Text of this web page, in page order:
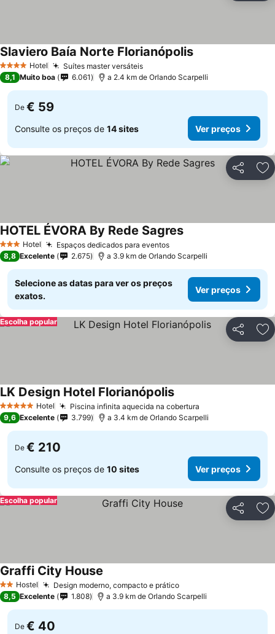
4 EstrelasHotel Suítes master versáteisVer preços
Slaviero Baía Norte FlorianópolisVer preços
8,1 Muito boa 6.061 a 2.4 km de Orlando Scarpelli
De € 59
Consulte os preços de 14 sites Ver preços
Partilhar
3 EstrelasHotel Espaços dedicados para eventosVer preços
HOTEL ÉVORA By Rede SagresVer preços
8,8 Excelente 2.675 a 3.9 km de Orlando Scarpelli
Selecione as datas para ver os preços
exatos.
Ver preços
Partilhar
Escolha popular
5 Estrelas Hotel Piscina infinita aquecida na cobertura
LK Design Hotel FlorianópolisVer preços
9,6 Excelente 3.799 a 3.4 km de Orlando Scarpelli
De € 210
Consulte os preços de 10 sites Ver preços
Partilhar
Escolha popular
2 Estrelas
Hostel Design moderno, compacto e práticoVer preços
Graffi City House
8,5 Excelente 1.808 a 3.9 km de Orlando Scarpelli
De € 40